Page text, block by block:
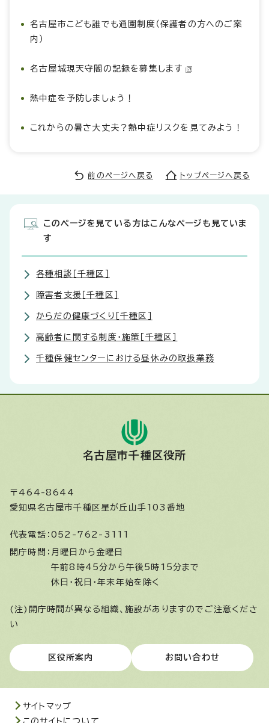
名古屋市こども誰でも通園制度（保護者の方へのご案
内）
名古屋城現天守閣の記録を募集します
熱中症を予防しましょう！
これからの暑さ大丈夫？熱中症リスクを見てみよう！
前のページへ戻る トップページへ戻る
このページを見ている方はこんなページも見ていま
す
各種相談［千種区］
障害者支援［千種区］
からだの健康づくり［千種区］
高齢者に関する制度・施策［千種区］
千種保健センターにおける昼休みの取扱業務
名古屋市千種区役所
〒464-8644
愛知県名古屋市千種区星が丘山手103番地
代表電話： 052-762-3111
開庁時間： 月曜日から金曜日
午前8時45分から午後5時15分まで
休日・祝日・年末年始を除く
(注)開庁時間が異なる組織、施設がありますのでご注意くださ
い
区役所案内 お問い合わせ
サイトマップ